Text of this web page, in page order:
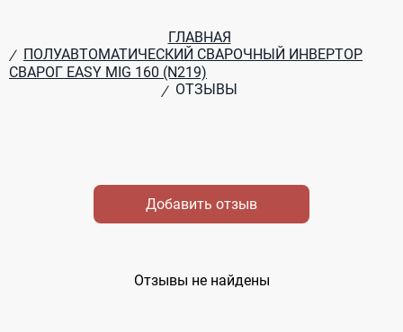
ГЛАВНАЯ
/ ПОЛУАВТОМАТИЧЕСКИЙ СВАРОЧНЫЙ ИНВЕРТОР
СВАРОГ EASY MIG 160 (N219)
/ ОТЗЫВЫ
Добавить отзыв
Отзывы не найдены